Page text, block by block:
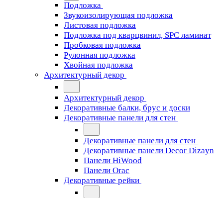
Подложка
Звукоизолирующая подложка
Листовая подложка
Подложка под кварцвинил, SPC ламинат
Пробковая подложка
Рулонная подложка
Хвойная подложка
Архитектурный декор
Архитектурный декор
Декоративные балки, брус и доски
Декоративные панели для стен
Декоративные панели для стен
Декоративные панели Decor Dizayn
Панели HiWood
Панели Orac
Декоративные рейки